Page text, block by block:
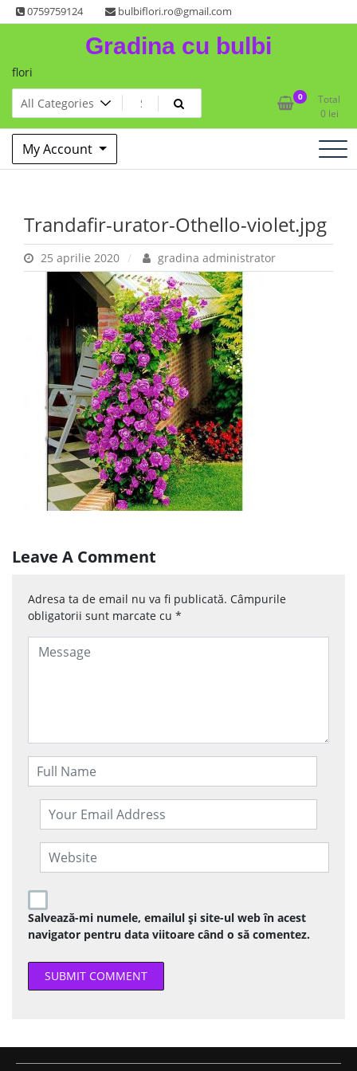
Skip
to
0759759124 bulbiflori.ro@gmail.com
Gradina cu bulbi
flori
0
Total
0 lei
My Account
Trandafir-urator-Othello-violet.jpg
25 aprilie 2020 gradina administrator
Leave A Comment
Adresa ta de email nu va fi publicată. Câmpurile
obligatorii sunt marcate cu *
Salvează-mi numele, emailul și site-ul web în acest
navigator pentru data viitoare când o să comentez.